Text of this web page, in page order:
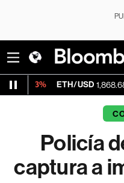
ETH/USD 1,868.68 -0.36%
Policía
captura a